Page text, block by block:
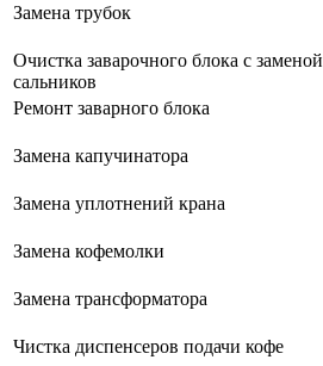
Замена трубок
Очистка заварочного блока с заменой
сальников
Ремонт заварного блока
Замена капучинатора
Замена уплотнений крана
Замена кофемолки
Замена трансформатора
Чистка диспенсеров подачи кофе